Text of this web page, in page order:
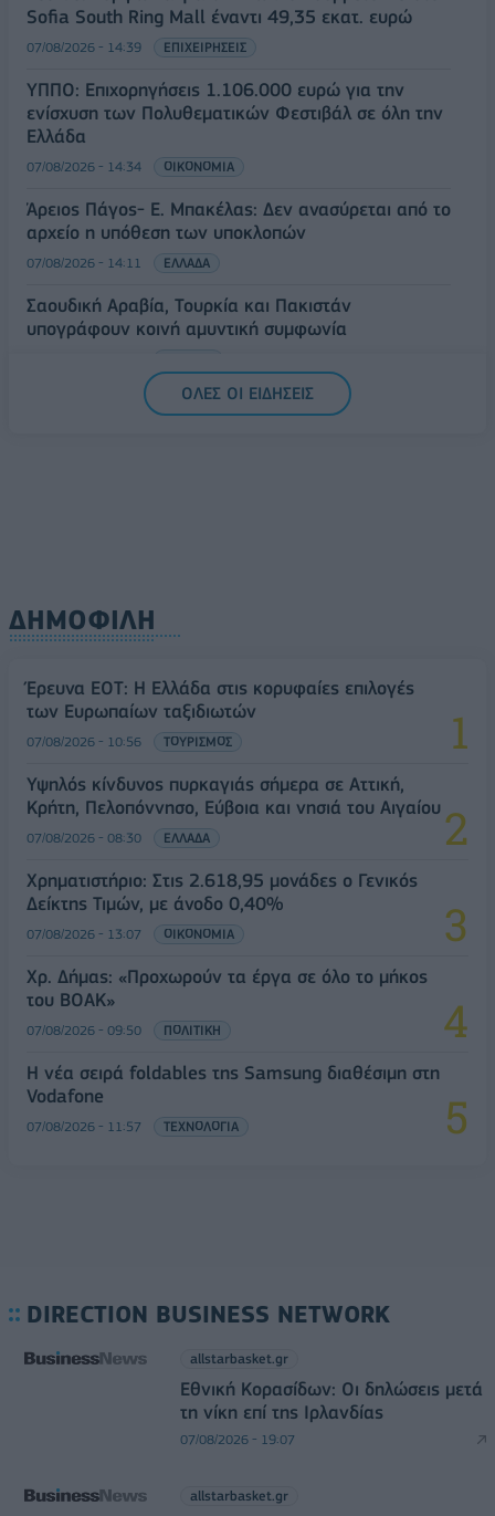
Sofia South Ring Mall έναντι 49,35 εκατ. ευρώ
07/08/2026 - 14:39 ΕΠΙΧΕΙΡΗΣΕΙΣ
ΥΠΠΟ: Επιχορηγήσεις 1.106.000 ευρώ για την
ενίσχυση των Πολυθεματικών Φεστιβάλ σε όλη την
Ελλάδα
07/08/2026 - 14:34 ΟΙΚΟΝΟΜΙΑ
Άρειος Πάγος- Ε. Μπακέλας: Δεν ανασύρεται από το
αρχείο η υπόθεση των υποκλοπών
07/08/2026 - 14:11 ΕΛΛΑΔΑ
Σαουδική Αραβία, Τουρκία και Πακιστάν
υπογράφουν κοινή αμυντική συμφωνία
ΟΛΕΣ ΟΙ ΕΙΔΗΣΕΙΣ
ΔΗΜΟΦΙΛΗ
Έρευνα ΕΟΤ: Η Ελλάδα στις κορυφαίες επιλογές
των Ευρωπαίων ταξιδιωτών
07/08/2026 - 10:56 ΤΟΥΡΙΣΜΟΣ
Υψηλός κίνδυνος πυρκαγιάς σήμερα σε Αττική,
Κρήτη, Πελοπόννησο, Εύβοια και νησιά του Αιγαίου
07/08/2026 - 08:30 ΕΛΛΑΔΑ
Χρηματιστήριο: Στις 2.618,95 μονάδες ο Γενικός
Δείκτης Τιμών, με άνοδο 0,40%
07/08/2026 - 13:07 ΟΙΚΟΝΟΜΙΑ
Χρ. Δήμας: «Προχωρούν τα έργα σε όλο το μήκος
του ΒΟΑΚ»
07/08/2026 - 09:50 ΠΟΛΙΤΙΚΗ
Η νέα σειρά foldables της Samsung διαθέσιμη στη
Vodafone
07/08/2026 - 11:57 ΤΕΧΝΟΛΟΓΙΑ
DIRECTION BUSINESS NETWORK
allstarbasket.gr
Εθνική Κορασίδων: Οι δηλώσεις μετά
τη νίκη επί της Ιρλανδίας
07/08/2026 - 19:07
allstarbasket.gr